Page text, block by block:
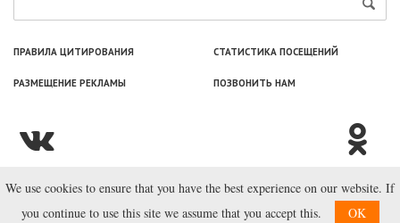
ПРАВИЛА ЦИТИРОВАНИЯ СТАТИСТИКА ПОСЕЩЕНИЙ
РАЗМЕЩЕНИЕ РЕКЛАМЫ ПОЗВОНИТЬ НАМ
© ООО «Лаборатория Новоcтей», 2003—2026.
We use cookies to ensure that you have the best experience on our website. If
you continue to use this site we assume that you accept this.
OK